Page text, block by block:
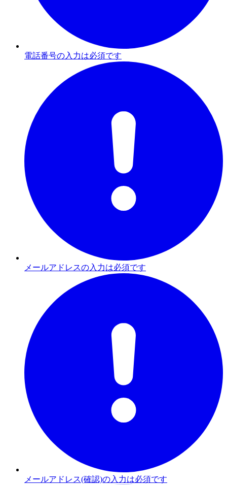
電話番号の入力は必須です
メールアドレスの入力は必須です
メールアドレス(確認)の入力は必須です